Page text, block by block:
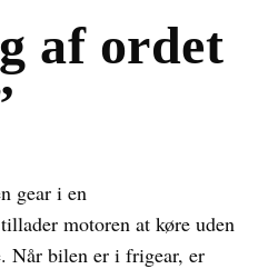
af ordet
gear i en
motoren at køre uden
Når bilen er i frigear, er